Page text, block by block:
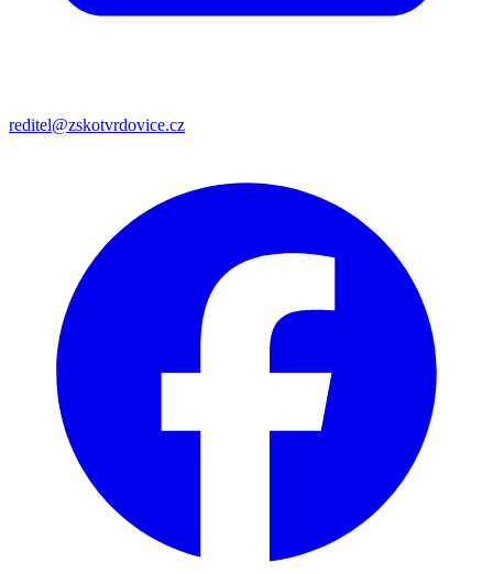
reditel@zskotvrdovice.cz